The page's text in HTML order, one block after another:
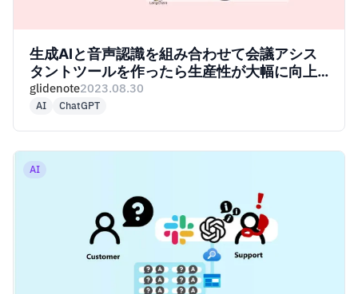
生成AIと音声認識を組み合わせて会議アシス
タントツールを作ったら生産性が大幅に向上
した話
glidenote2023.08.30
AI ChatGPT
AI